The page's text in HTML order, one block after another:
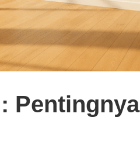
Pentingnya